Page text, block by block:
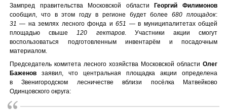
Зампред правительства Московской областиГеоргий Филимонов
сообщил, что в этом году в регионе будет более680 площадок:
31 — на землях лесного фонда и651 — в муниципалитетах общей
площадью свыше 120 гектаров. Участники акции смогут
воспользоваться подготовленным инвентарём и посадочным
материалом.
Председатель комитета лесного хозяйства Московской области Олег
Баженов заявил, что центральная площадка акции определена
в Звенигородском лесничестве вблизи посёлка Матвейково
Одинцовского округа: